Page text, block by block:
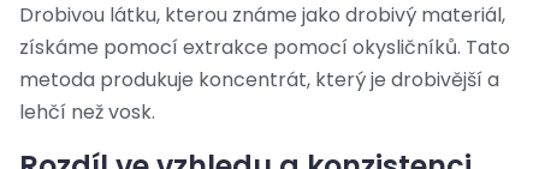
Drobivou látku, kterou známe jako drobivý materiál,
získáme pomocí extrakce pomocí okysličníků. Tato
metoda produkuje koncentrát, který je drobivější a
lehčí než vosk.